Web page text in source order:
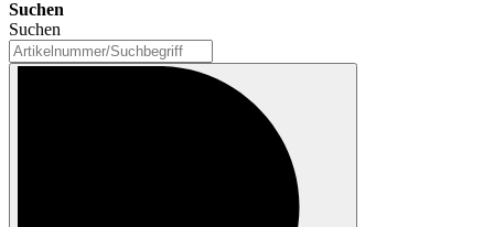
Suchen
Suchen